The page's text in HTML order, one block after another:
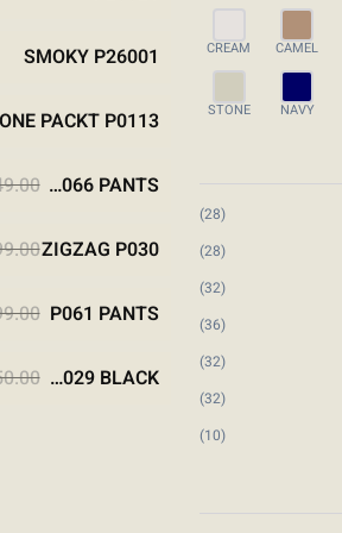
CAMEL
CREAM
NAVY
STONE
(28)
(28)
(32)
(36)
(32)
(32)
(10)
BROWN
NAVY
SMOKY P26001
BLACK
STONE
PACKT P0113
BLACK
BEIGE
P0066 PANTS
BLACK
STONE
ZIGZAG P030
BLACK
GREEN
GREYP061 PANTS
BLACK
OVAL POCKETS P029 BLACK